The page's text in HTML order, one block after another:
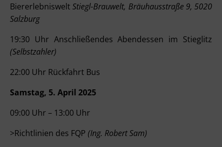
BiererlebnisweltStiegl-Brauwelt, Bräuhausstraße 9, 5020
Salzburg
19:30 Uhr Anschließendes Abendessen im Stieglitz
(Selbstzahler)
22:00 Uhr Rückfahrt Bus
Samstag, 5. April 2025
09:00 Uhr – 13:00 Uhr
>Richtlinien des FQP (Ing. Robert Sam)